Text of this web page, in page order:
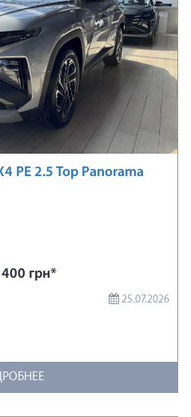
PE 2.5 Top Panorama
400 грн*
25.07.2026